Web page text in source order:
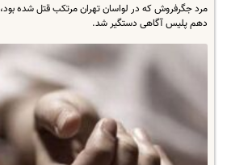
مرد جگرفروش که در لواسان تهران مرتکب قتل شده بود،
دهم پلیس آگاهی دستگیر شد.